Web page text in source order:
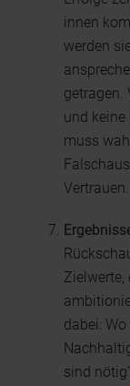
innen
werden
getragen.
und keine
muss
Vertrauen.
Zielwerte,
dabei:
sind